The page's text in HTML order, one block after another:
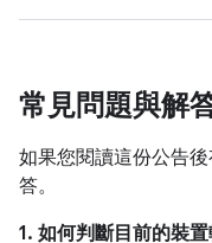
常見問題與解
如果您閱讀這份公告
答。
1. 如何判斷目前的裝